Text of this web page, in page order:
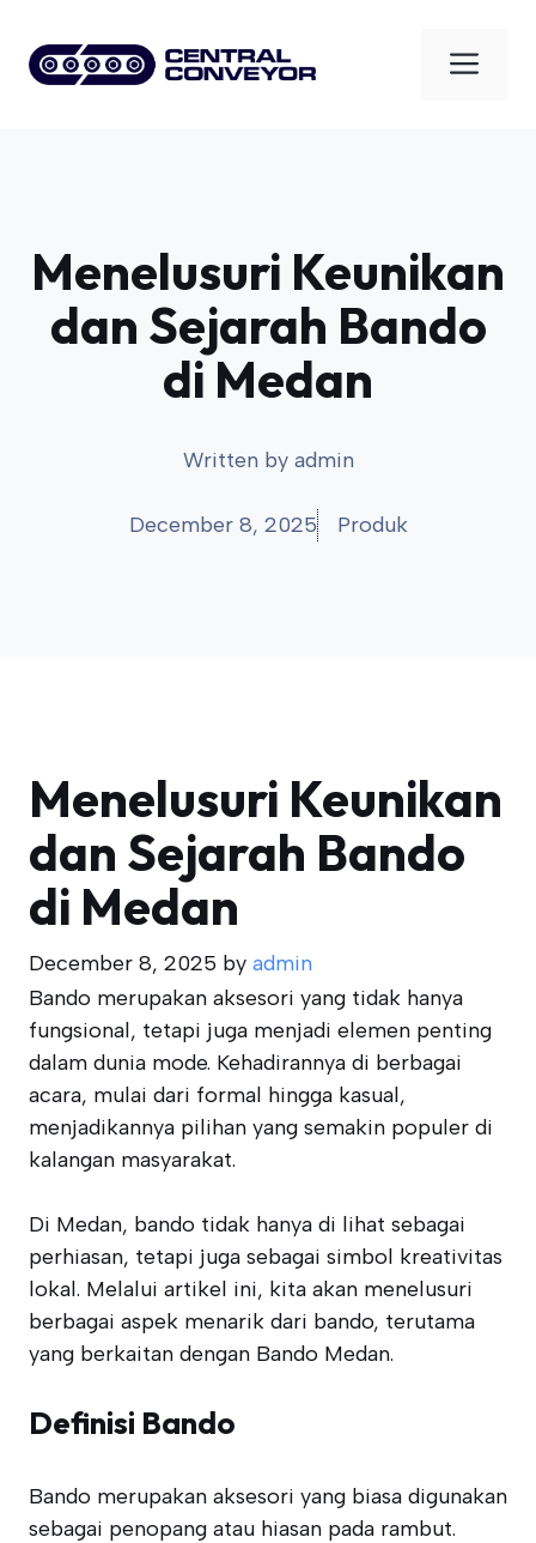
content
Menelusuri Keunikan
dan Sejarah Bando
di Medan
Written by admin
December 8, 2025 Produk
Menelusuri Keunikan
dan Sejarah Bando
di Medan
December 8, 2025 by admin
Bando merupakan aksesori yang tidak hanya
fungsional, tetapi juga menjadi elemen penting
dalam dunia mode. Kehadirannya di berbagai
acara, mulai dari formal hingga kasual,
menjadikannya pilihan yang semakin populer di
kalangan masyarakat.
Di Medan, bando tidak hanya di lihat sebagai
perhiasan, tetapi juga sebagai simbol kreativitas
lokal. Melalui artikel ini, kita akan menelusuri
berbagai aspek menarik dari bando, terutama
yang berkaitan dengan Bando Medan.
Definisi Bando
Bando merupakan aksesori yang biasa digunakan
sebagai penopang atau hiasan pada rambut.